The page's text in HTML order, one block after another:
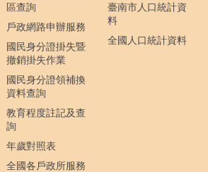
區查詢
戶政網路申辦服務
國民身分證掛失暨
撤銷掛失作業
國民身分證領補換
資料查詢
教育程度註記及查
詢
年歲對照表
全國各戶政所服務
臺南市人口統計資
料
全國人口統計資料